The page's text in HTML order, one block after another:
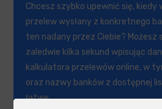
Chcesz szybko upewnić się, kiedy
przelew wysłany z konkretnego
ten nadany przez Ciebie? Możesz
zaledwie kilka sekund wpisując
kalkulatora przelewów online, w
oraz nazwy banków z dostępnej
łatwe.